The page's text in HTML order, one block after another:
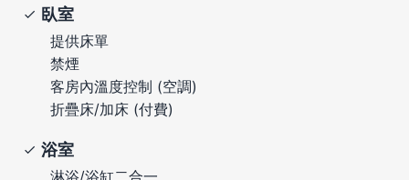
臥室
提供床單
禁煙
客房內溫度控制 (空調)
折疊床/加床 (付費)
浴室
淋浴/浴缸二合一